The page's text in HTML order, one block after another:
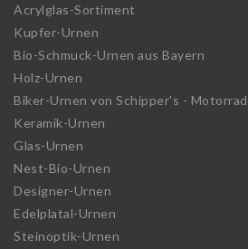
Acrylglas-Sortiment
Kupfer-Urnen
Bio-Schmuck-Urnen aus Bayern
Holz-Urnen
Biker-Urnen von Schipper's -
Keramik-Urnen
Glas-Urnen
Nest-Bio-Urnen
Designer-Urnen
Edelplatal-Urnen
Steinoptik-Urnen